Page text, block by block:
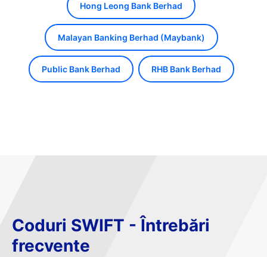
Hong Leong Bank Berhad
Malayan Banking Berhad (Maybank)
Public Bank Berhad RHB Bank Berhad
Coduri SWIFT - Întrebări
frecvente